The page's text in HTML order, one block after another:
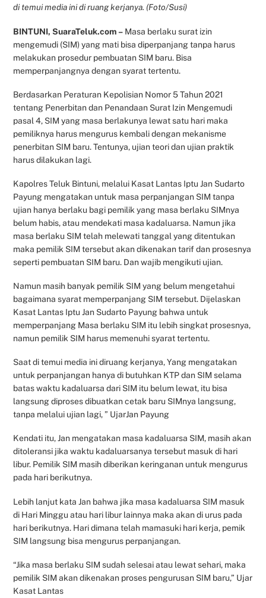
di temui media ini di ruang kerjanya. (Foto/Susi)
BINTUNI, SuaraTeluk.com – Masa berlaku surat izin
mengemudi (SIM) yang mati bisa diperpanjang tanpa harus
melakukan prosedur pembuatan SIM baru. Bisa
memperpanjangnya dengan syarat tertentu.
Berdasarkan Peraturan Kepolisian Nomor 5 Tahun 2021
tentang Penerbitan dan Penandaan Surat Izin Mengemudi
pasal 4, SIM yang masa berlakunya lewat satu hari maka
pemiliknya harus mengurus kembali dengan mekanisme
penerbitan SIM baru. Tentunya, ujian teori dan ujian praktik
harus dilakukan lagi.
Kapolres Teluk Bintuni, melalui Kasat Lantas Iptu Jan Sudarto
Payung mengatakan untuk masa perpanjangan SIM tanpa
ujian hanya berlaku bagi pemilik yang masa berlaku SIMnya
belum habis, atau mendekati masa kadaluarsa. Namun jika
masa berlaku SIM telah melewati tanggal yang ditentukan
maka pemilik SIM tersebut akan dikenakan tarif dan prosesnya
seperti pembuatan SIM baru. Dan wajib mengikuti ujian.
Namun masih banyak pemilik SIM yang belum mengetahui
bagaimana syarat memperpanjang SIM tersebut. Dijelaskan
Kasat Lantas Iptu Jan Sudarto Payung bahwa untuk
memperpanjang Masa berlaku SIM itu lebih singkat prosesnya,
namun pemilik SIM harus memenuhi syarat tertentu.
Saat di temui media ini diruang kerjanya, Yang mengatakan
untuk perpanjangan hanya di butuhkan KTP dan SIM selama
batas waktu kadaluarsa dari SIM itu belum lewat, itu bisa
langsung diproses dibuatkan cetak baru SIMnya langsung,
tanpa melalui ujian lagi, ” UjarJan Payung
Kendati itu, Jan mengatakan masa kadaluarsa SIM, masih akan
ditoleransi jika waktu kadaluarsanya tersebut masuk di hari
libur. Pemilik SIM masih diberikan keringanan untuk mengurus
pada hari berikutnya.
Lebih lanjut kata Jan bahwa jika masa kadaluarsa SIM masuk
di Hari Minggu atau hari libur lainnya maka akan di urus pada
hari berikutnya. Hari dimana telah mamasuki hari kerja, pemik
SIM langsung bisa mengurus perpanjangan.
“Jika masa berlaku SIM sudah selesai atau lewat sehari, maka
pemilik SIM akan dikenakan proses pengurusan SIM baru,” Ujar
Kasat Lantas